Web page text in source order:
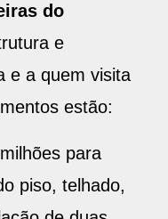
do
e
e a quem visita
estão:
para
piso, telhado,